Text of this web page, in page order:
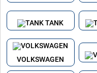
TANK
VOLKSWAGEN